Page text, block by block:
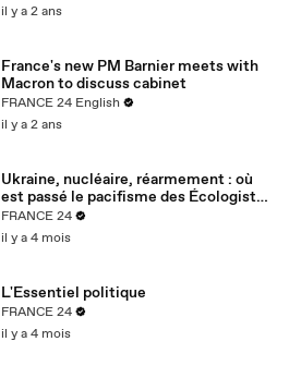
il y a 2 ans
France's new PM Barnier meets with
Macron to discuss cabinet
FRANCE 24 English
il y a 2 ans
Ukraine, nucléaire, réarmement : où
est passé le pacifisme des Écologistes
?
FRANCE 24
il y a 4 mois
L'Essentiel politique
FRANCE 24
il y a 4 mois